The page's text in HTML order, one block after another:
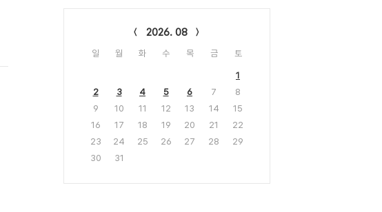
2026. 08
일 월 화 수 목 금 토
1
2
3 4 5 6 7
8
9
10 11 12 13 14
15
16
17 18 19 20 21
22
23
24 25 26 27 28
29
30
31